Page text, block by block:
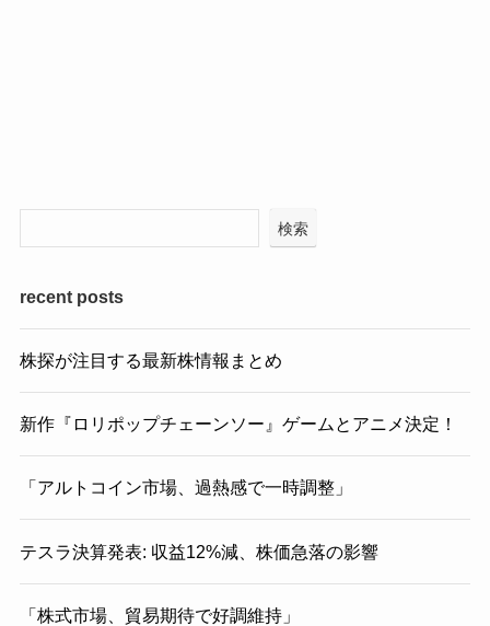
検索
recent posts
株探が注目する最新株情報まとめ
新作『ロリポップチェーンソー』ゲームとアニメ決定！
「アルトコイン市場、過熱感で一時調整」
テスラ決算発表: 収益12%減、株価急落の影響
「株式市場、貿易期待で好調維持」